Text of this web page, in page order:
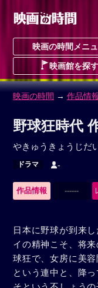
映画の時間メニ
映画館を探す
映画の時間 → 作品情
野球狂時代
やきゅうきょうじだ
ドラマ -
作品情報 ------
日本に野球が到来
イの精神こそ、将
球狂で、女房に美
という連中と、降